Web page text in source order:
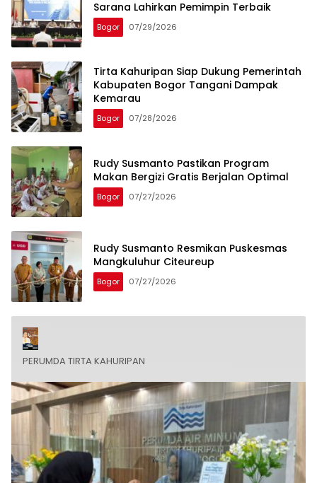
Sarana Lahirkan Pemimpin Terbaik
Bogor 07/29/2026
Tirta Kahuripan Siap Dukung Pemerintah
Kabupaten Bogor Tangani Dampak
Kemarau
Bogor 07/28/2026
Rudy Susmanto Pastikan Program
Makan Bergizi Gratis Berjalan Optimal
Bogor 07/27/2026
Rudy Susmanto Resmikan Puskesmas
Mangkuluhur Citeureup
Bogor 07/27/2026
PERUMDA TIRTA KAHURIPAN